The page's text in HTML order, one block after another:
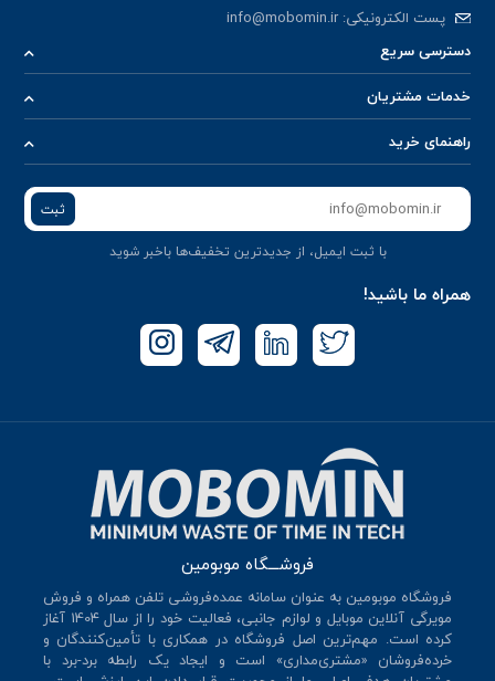
پست الکترونیکی:info@mobomin.ir
دسترسی سریع
خدمات مشتریان
راهنمای خرید
ثبت
با ثبت ایمیل، از جدید‌ترین تخفیف‌ها با‌خبر شوید
همراه ما باشید!
فروشـــگاه موبومین
فروشگاه موبومین به عنوان سامانه عمده‌فروشی تلفن همراه و فروش
مویرگی آنلاین موبایل و لوازم جانبی، فعالیت خود را از سال 140۴ آغاز
کرده است. مهم‌ترین اصل فروشگاه در همکاری با تأمین‌کنندگان و
خرده‌فروشان «مشتری‌مداری» است و ایجاد یک رابطه برد-برد با